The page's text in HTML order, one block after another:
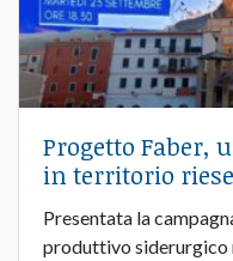
Progetto Faber,
in territorio riese
Presentata la
produttivo siderurgico